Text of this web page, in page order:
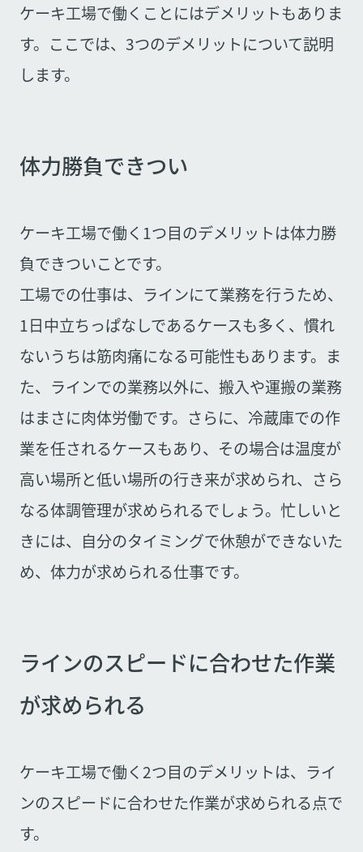
ケーキ工場で働くことにはデメリットもありま
す。ここでは、3つのデメリットについて説明
します。
体力勝負できつい
ケーキ工場で働く1つ目のデメリットは体力勝
負できついことです。
工場での仕事は、ラインにて業務を行うため、
1日中立ちっぱなしであるケースも多く、慣れ
ないうちは筋肉痛になる可能性もあります。ま
た、ラインでの業務以外に、搬入や運搬の業務
はまさに肉体労働です。さらに、冷蔵庫での作
業を任されるケースもあり、その場合は温度が
高い場所と低い場所の行き来が求められ、さら
なる体調管理が求められるでしょう。忙しいと
きには、自分のタイミングで休憩ができないた
め、体力が求められる仕事です。
ラインのスピードに合わせた作業
が求められる
ケーキ工場で働く2つ目のデメリットは、ライ
ンのスピードに合わせた作業が求められる点で
す。